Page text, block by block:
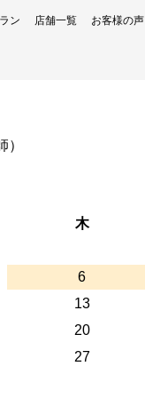
ン 店舗一覧 お客様の声
木
6
13
20
27